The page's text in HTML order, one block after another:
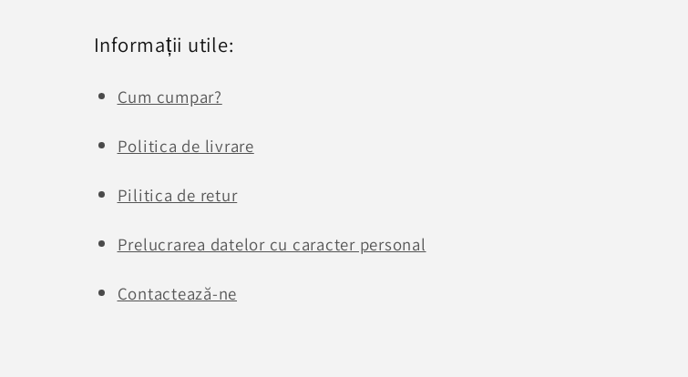
Informații utile:
Cum cumpar?
Politica de livrare
Pilitica de retur
Prelucrarea datelor cu caracter personal
Contactează-ne